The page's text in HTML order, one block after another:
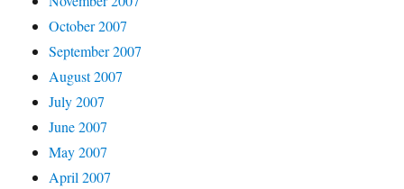
October 2007
September 2007
August 2007
July 2007
June 2007
May 2007
April 2007